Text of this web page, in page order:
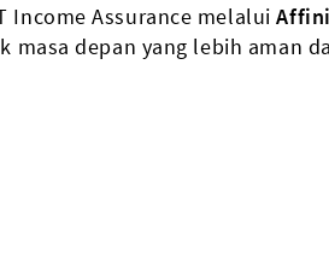
Income Assurance melalui
masa depan yang lebih aman